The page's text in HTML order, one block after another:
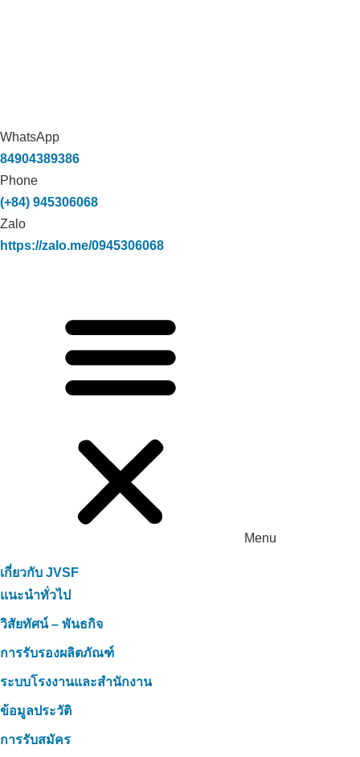
WhatsApp
84904389386
Phone
(+84) 945306068
Zalo
https://zalo.me/0945306068
Menu
เกี่ยวกับ JVSF
แนะนำทั่วไป
วิสัยทัศน์ – พันธกิจ
การรับรองผลิตภัณฑ์
ระบบโรงงานและสำนักงาน
ข้อมูลประวัติ
การรับสมัคร